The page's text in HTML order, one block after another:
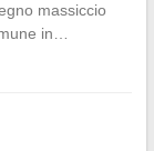
massiccio
in…